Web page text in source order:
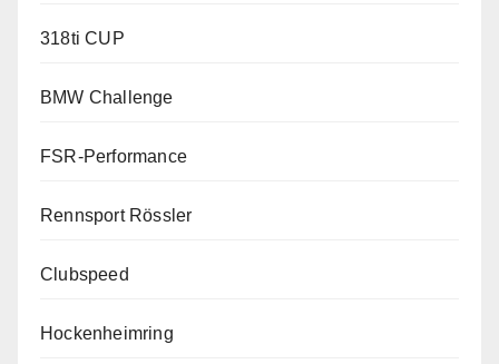
318ti CUP
BMW Challenge
FSR-Performance
Rennsport Rössler
Clubspeed
Hockenheimring